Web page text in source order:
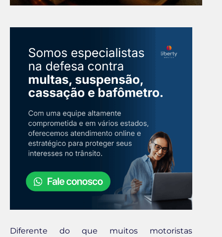
Diferente do que muitos motoristas